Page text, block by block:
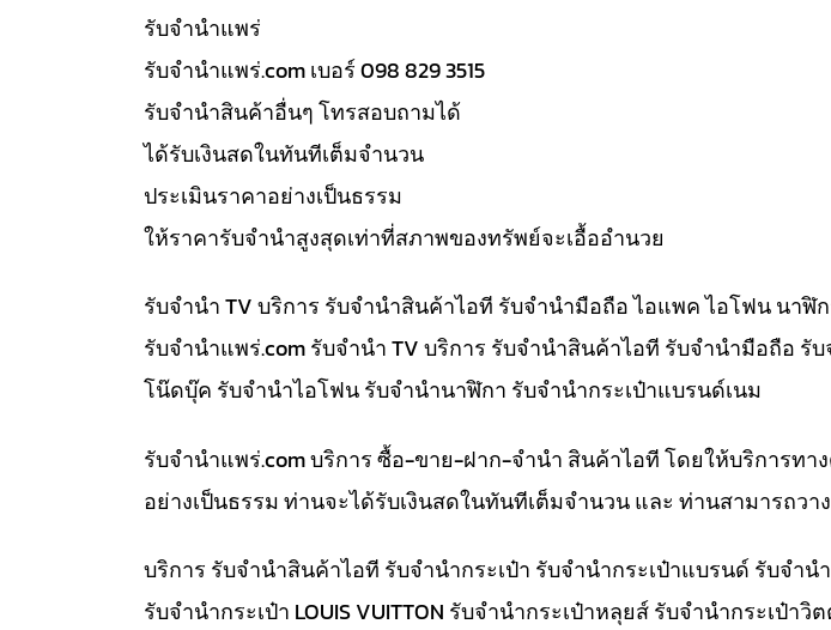
รับจํานำแพร่
รับจํานําแพร่.com เบอร์ 098 829 3515
รับจำนำสินค้าอื่นๆ โทรสอบถามได้
ได้รับเงินสดในทันทีเต็มจำนวน
ประเมินราคาอย่างเป็นธรรม
ให้ราคารับจำนำสูงสุดเท่าที่สภาพของทรัพย์จะเอื้ออำนวย
รับจำนำ TV บริการ รับจำนำสินค้าไอที รับจำนำมือถือ ไอแพค ไอโฟน นาฬิ
รับจํานําแพร่.com รับจำนำ TV บริการ รับจำนำสินค้าไอที รับจำนำมือถือ
โน๊ดบุ๊ค รับจำนำไอโฟน รับจำนำนาฬิกา รับจำนำกระเป๋าแบรนด์เนม
รับจํานําแพร่.com บริการ ซื้อ-ขาย-ฝาก-จำนำ สินค้าไอที โดยให้บริการทา
อย่างเป็นธรรม ท่านจะได้รับเงินสดในทันทีเต็มจำนวน และ ท่านสามารถว
บริการ รับจำนำสินค้าไอที รับจำนำกระเป๋า รับจำนำกระเป๋าแบรนด์ รับจำน
รับจำนำกระเป๋า LOUIS VUITTON รับจำนำกระเป๋าหลุยส์ รับจำนำกระเป๋